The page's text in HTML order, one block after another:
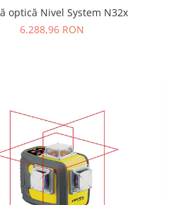
optică Nivel System N32x
6.288,96 RON